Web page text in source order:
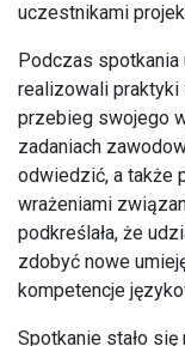
uczestnikami
Podczas spotkania
realizowali
przebieg swojego
zadaniach
odwiedzić, a także
wrażeniami
podkreślała, że
zdobyć nowe
kompetencje
Spotkanie stało